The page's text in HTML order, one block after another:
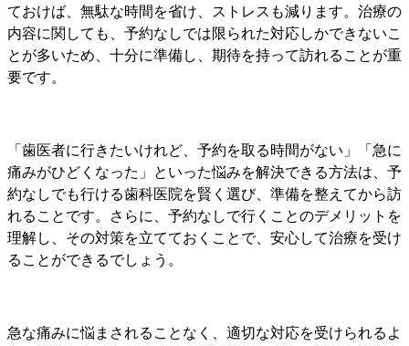
ておけば、無駄な時間を省け、ストレスも減ります。治療の
内容に関しても、予約なしでは限られた対応しかできないこ
とが多いため、十分に準備し、期待を持って訪れることが重
要です。
「歯医者に行きたいけれど、予約を取る時間がない」「急に
痛みがひどくなった」といった悩みを解決できる方法は、予
約なしでも行ける歯科医院を賢く選び、準備を整えてから訪
れることです。さらに、予約なしで行くことのデメリットを
理解し、その対策を立てておくことで、安心して治療を受け
ることができるでしょう。
急な痛みに悩まされることなく、適切な対応を受けられるよ